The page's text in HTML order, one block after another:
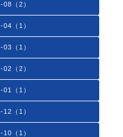
08（2）
04（1）
03（1）
02（2）
01（1）
12（1）
10（1）